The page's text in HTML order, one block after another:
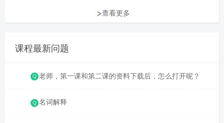
查看更多
课程最新问题
老师，第一课和第二课的资料下载后，怎么打开呢？
名词解释